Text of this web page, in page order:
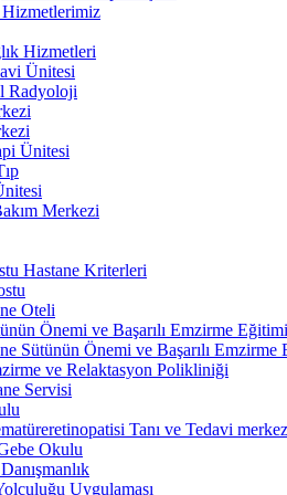
Hizmetleri
Ünitesi
Radyoloji
Ünitesi
Merkezi
Hastane Kriterleri
Oteli
Önemi ve Başarılı Emzirme Eğitimi
Sütünün Önemi ve Başarılı Emzirme
ve Relaktasyon Polikliniği
Servisi
Tanı ve Tedavi
Okulu
Uygulaması